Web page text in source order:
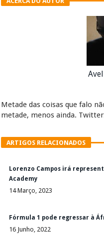
Metade das coisas que falo
metade, menos ainda.
ARTIGOS RELACIONADOS
Lorenzo Campos irá
Academy
14 Março, 2023
Fórmula 1 pode regressar à
16 Junho, 2022